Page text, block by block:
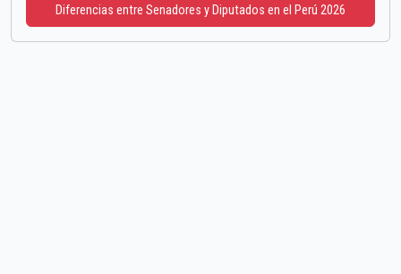
Diferencias entre Senadores y Diputados en el Perú 2026